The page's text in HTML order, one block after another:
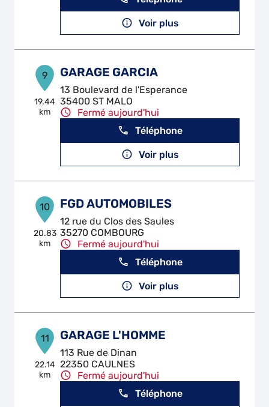
Voir plus
9
19.44
km
GARAGE GARCIA
13 Boulevard de l'Esperance
35400 ST MALO
Fermé aujourd'hui
Téléphone
Voir plus
10
20.83
km
FGD AUTOMOBILES
12 rue du Clos des Saules
35270 COMBOURG
Fermé aujourd'hui
Téléphone
Voir plus
11
22.14
km
GARAGE L'HOMME
113 Rue de Dinan
22350 CAULNES
Fermé aujourd'hui
Téléphone